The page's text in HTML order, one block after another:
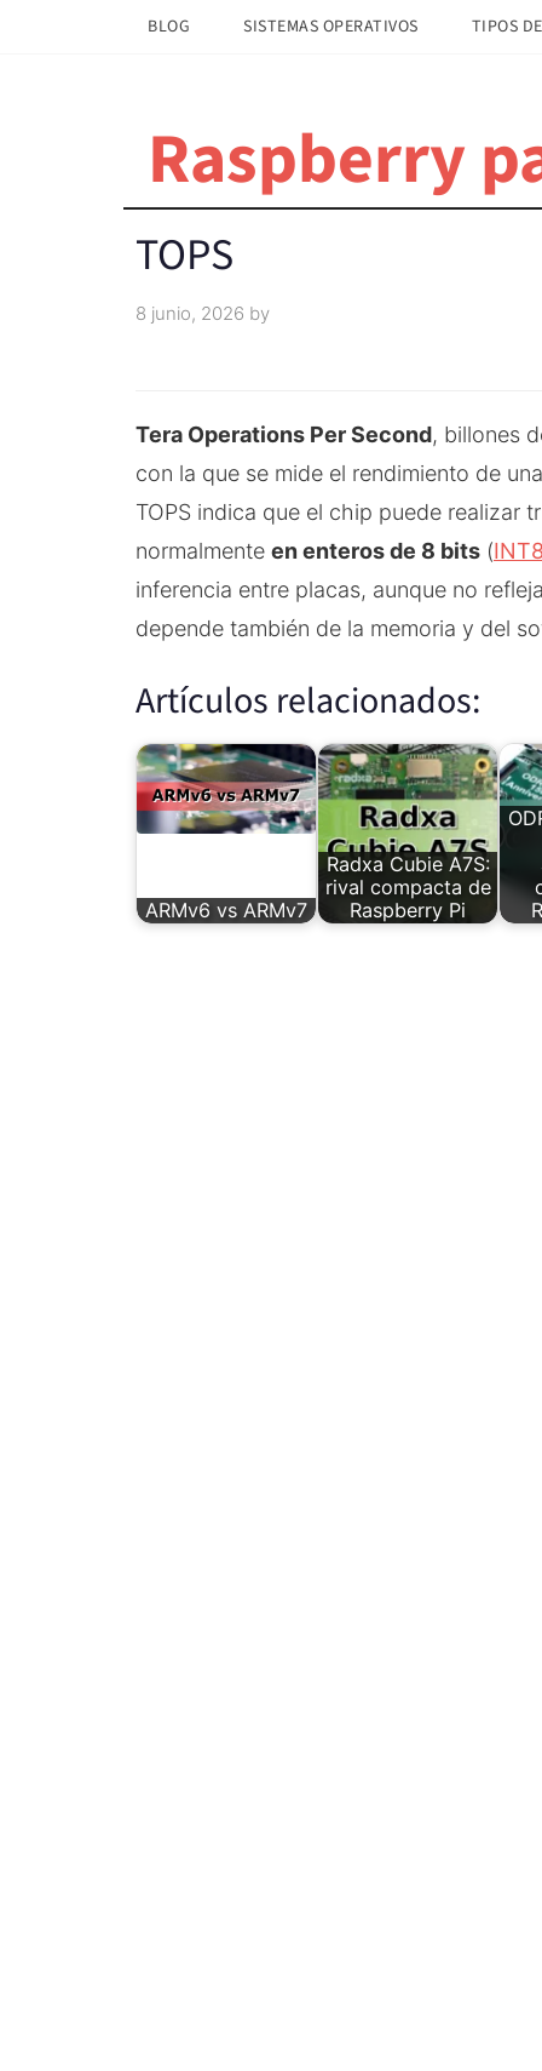
BLOG SISTEMAS OPERATIVOS TIPOS
Raspberry
TOPS
8 junio, 2026 by
Tera Operations Per Second, billones
con la que se mide el rendimiento de
TOPS indica que el chip puede realizar
normalmente en enteros de 8 bits (
inferencia entre placas, aunque no
depende también de la memoria y del
Artículos relacionados:
ARMv6 vs ARMv7
Radxa Cubie A7S:
rival compacta de
Raspberry Pi